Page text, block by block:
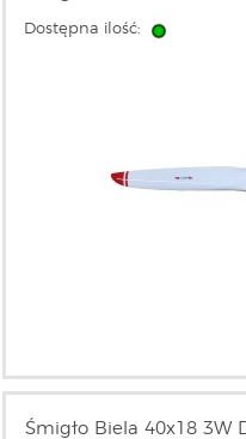
Dostępna ilość:
Śmigło Biela 40x18 3W